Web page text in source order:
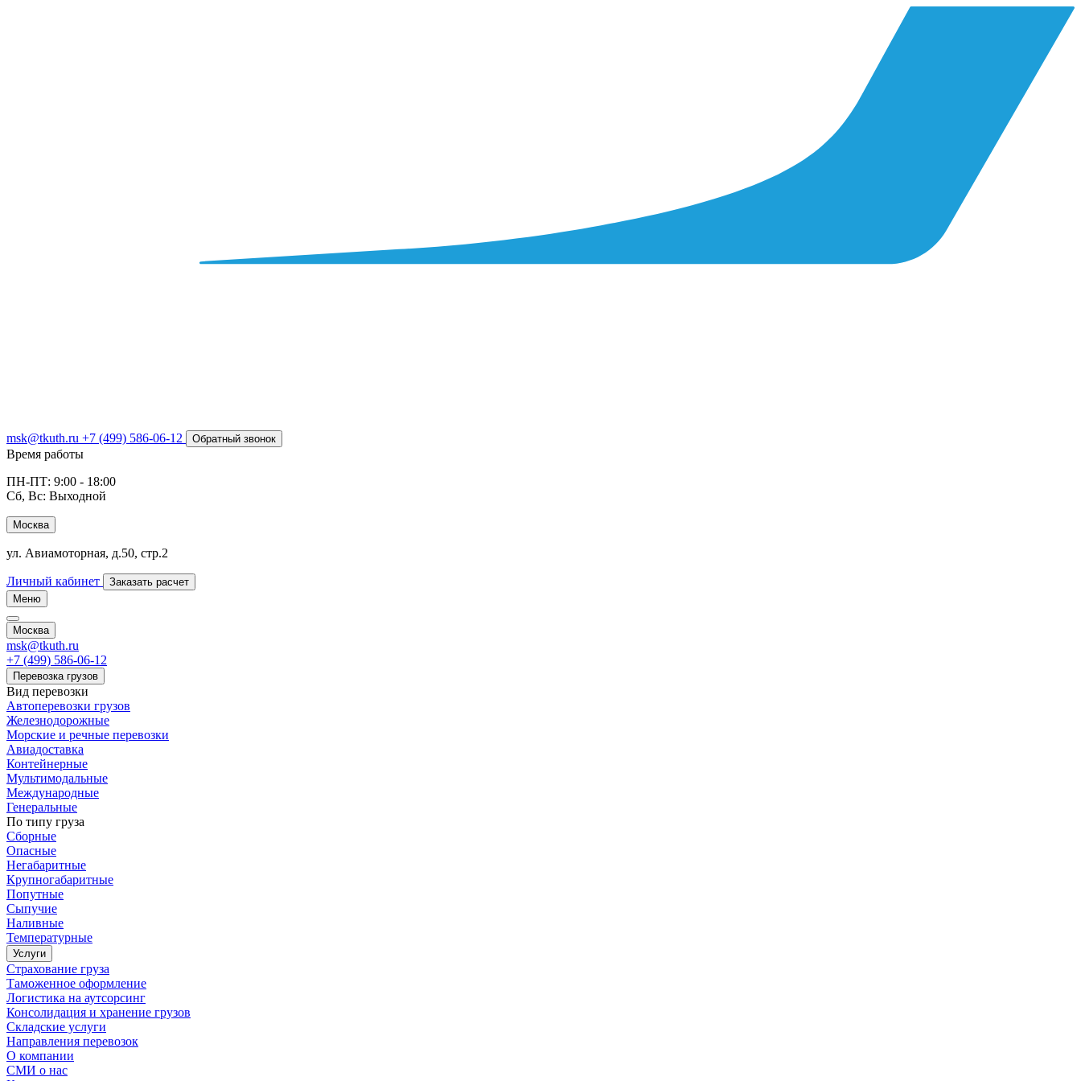
msk@tkuth.ru +7 (499) 586-06-12 Обратный звонок
Время работы
ПН-ПТ: 9:00 - 18:00
Сб, Вс: Выходной
Москва
ул. Авиамоторная, д.50, стр.2
Личный кабинет
Заказать расчет
Меню
Москва
msk@tkuth.ru
+7 (499) 586-06-12
Перевозка грузов
Вид перевозки
Автоперевозки грузов
Железнодорожные
Морские и речные перевозки
Авиадоставка
Контейнерные
Мультимодальные
Международные
Генеральные
По типу груза
Сборные
Опасные
Негабаритные
Крупногабаритные
Попутные
Сыпучие
Наливные
Температурные
Услуги
Страхование груза
Таможенное оформление
Логистика на аутсорсинг
Консолидация и хранение грузов
Складские услуги
Направления перевозок
О компании
СМИ о нас